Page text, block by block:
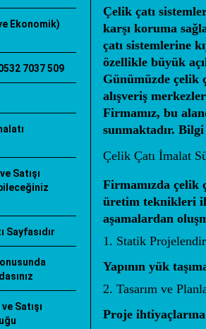
Ekonomik)
7037 509
Satışı
Sayfasıdır
Satışı
Çelik çatı
karşı koruma
çatı sistemlerine
özellikle büyük
Günümüzde çelik
alışveriş
Firmamız, bu
sunmaktadır.
Çelik Çatı İmalat
Firmamızda çelik
üretim teknikleri
aşamalardan
1. Statik
Yapının yük
2. Tasarım ve
Proje